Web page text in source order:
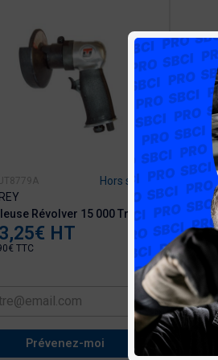
Hors stock
Révolver 15 000 Tr/mn
HT
TTC
Prévenez-moi
Réf.
Pro
Prix